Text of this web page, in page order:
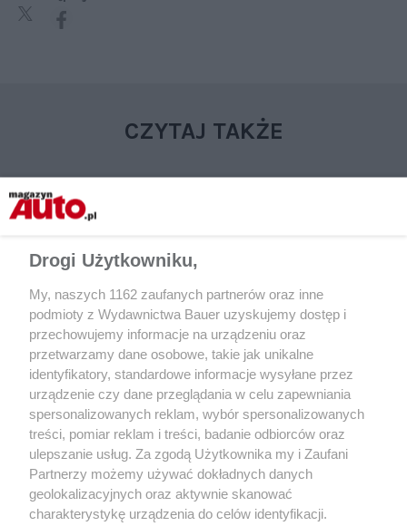
CZYTAJ TAKŻE
LIFESTYLE
Wydawnictwo Bauer i STS
przywracają ducha kultowego
Bravo Sport w specjalnym wydaniu
„To&Owo TV Bravo Sport”
na Mundial
LIFESTYLE
Głóg – dla dobra
Drogi Użytkowniku,
My, naszych 1162 zaufanych partnerów oraz inne
podmioty z Wydawnictwa Bauer uzyskujemy dostęp i
przechowujemy informacje na urządzeniu oraz
przetwarzamy dane osobowe, takie jak unikalne
identyfikatory, standardowe informacje wysyłane przez
urządzenie czy dane przeglądania w celu zapewniania
spersonalizowanych reklam, wybór spersonalizowanych
treści, pomiar reklam i treści, badanie odbiorców oraz
ulepszanie usług. Za zgodą Użytkownika my i Zaufani
Partnerzy możemy używać dokładnych danych
geolokalizacyjnych oraz aktywnie skanować
charakterystykę urządzenia do celów identyfikacji.